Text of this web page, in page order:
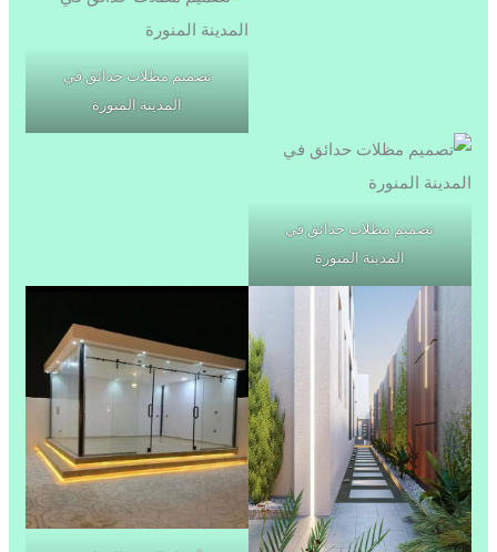
تصميم مظلات حدائق في
المدينة المنورة
تصميم مظلات حدائق في
المدينة المنورة